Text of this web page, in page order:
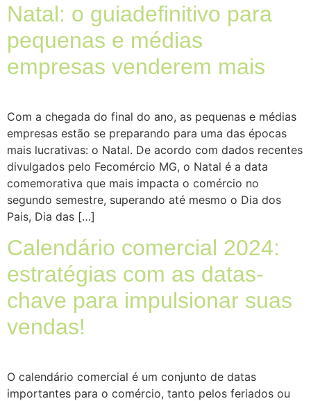
Natal: o guiadefinitivo para
pequenas e médias
empresas venderem mais
Com a chegada do final do ano, as pequenas e médias
empresas estão se preparando para uma das épocas
mais lucrativas: o Natal. De acordo com dados recentes
divulgados pelo Fecomércio MG, o Natal é a data
comemorativa que mais impacta o comércio no
segundo semestre, superando até mesmo o Dia dos
Pais, Dia das […]
Calendário comercial 2024:
estratégias com as datas-
chave para impulsionar suas
vendas!
O calendário comercial é um conjunto de datas
importantes para o comércio, tanto pelos feriados ou